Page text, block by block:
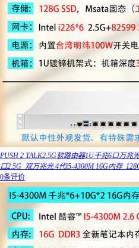
PUSH 2 TALK2.5G软路由器1U千兆6口万兆
口2.5G_双万兆光 4代i5-4300M 16G内存
0条评价